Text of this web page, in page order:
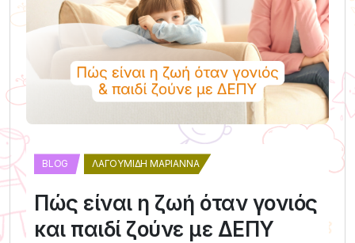
BLOG ΛΑΓΟΥΜΊΔΗ ΜΑΡΙΆΝΝΑ
Πώς είναι η ζωή όταν γονιός
και παιδί ζούνε με ΔΕΠΥ